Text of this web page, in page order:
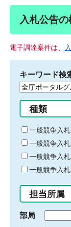
入札公告の
電子調達案件は、
キーワード検
検
る
キ
ー
ワ
ー
ド
入
力
種類
一般競争入札
一般競争入札
一般競争入札
一般競争入札
担当所属
部局